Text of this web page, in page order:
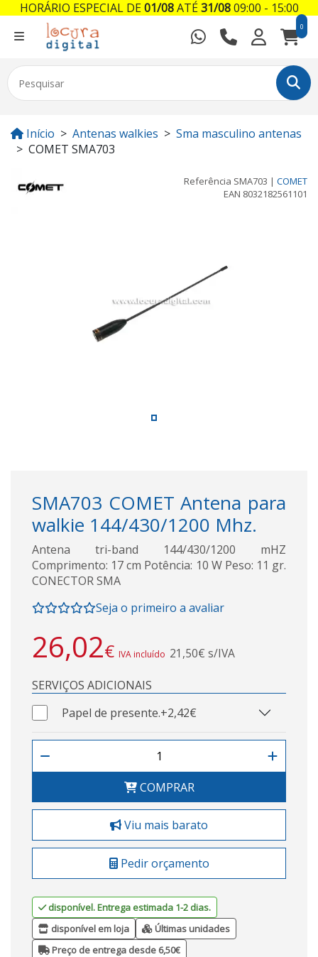
0
Início Antenas walkies
Sma masculino antenas
COMET SMA703
Referência SMA703 | COMET
EAN 8032182561101
SMA703 COMET Antena para
walkie 144/430/1200 Mhz.
Antena tri-band 144/430/1200 mHZ
Comprimento: 17 cm Potência: 10 W Peso: 11 gr.
CONECTOR SMA
Seja o primeiro a avaliar
26,02€ IVA incluído 21,50€ s/IVA
SERVIÇOS ADICIONAIS
Papel de presente.+2,42€
COMPRAR
Viu mais barato
Pedir orçamento
disponível. Entrega estimada 1-2 dias.
disponível em loja
Últimas unidades
Preço de entrega desde 6,50€
HORÁRIO ESPECIAL DE01/08ATÉ31/0809:00 - 15:00